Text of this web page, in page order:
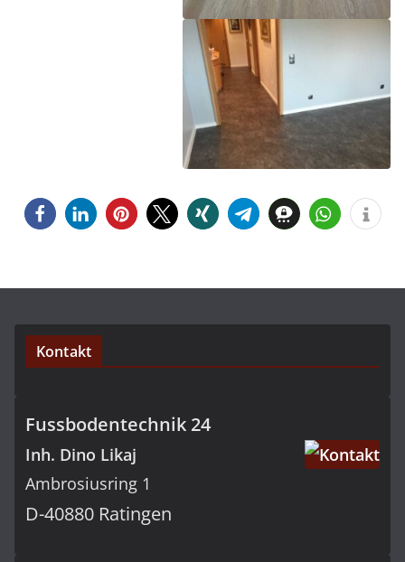
Kontakt
Fussbodentechnik 24
Inh. Dino Likaj
Ambrosiusring 1
D-40880 Ratingen